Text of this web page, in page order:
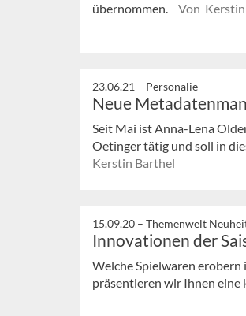
übernommen.
Von
23.06.21 – Personalie
Neue
Seit Mai ist Anna-Lena
Oetinger tätig und soll in
Kerstin Barthel
15.09.20 – Themenwelt
Innovationen der
Welche Spielwaren erobern
präsentieren wir Ihnen eine